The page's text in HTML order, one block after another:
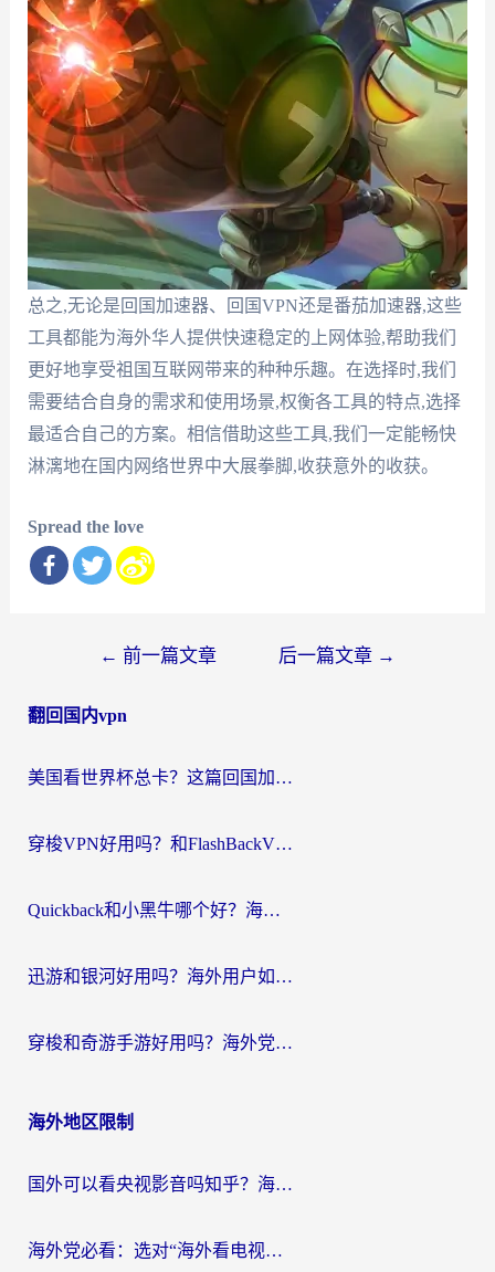
总之,无论是回国加速器、回国VPN还是番茄加速器,这些
工具都能为海外华人提供快速稳定的上网体验,帮助我们
更好地享受祖国互联网带来的种种乐趣。在选择时,我们
需要结合自身的需求和使用场景,权衡各工具的特点,选择
最适合自己的方案。相信借助这些工具,我们一定能畅快
淋漓地在国内网络世界中大展拳脚,收获意外的收获。
Spread the love
导
← 前一篇文章 后一篇文章 →
翻回国内vpn
美国看世界杯总卡？这篇回国加速器指南帮你无缝刷国内资源（附苹果手机VPN设置步骤）
穿梭VPN好用吗？和FlashBackVPN对比哪个回国效果更好？
Quickback和小黑牛哪个好？海外党亲测指南，选对回国加速器秒回国内
迅游和银河好用吗？海外用户如何选择回国加速器实现无缝访问国内资源
穿梭和奇游手游好用吗？海外党亲测3款回国加速器，附蜜蜂加速器七天试用攻略
海外地区限制
国外可以看央视影音吗知乎？海外党亲测有效的回国加速方案
海外党必看：选对“海外看电视剧软件”，再也不用愁国内剧刷不了